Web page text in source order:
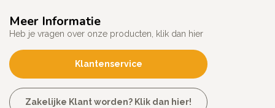
Meer Informatie
Heb je vragen over onze producten, klik dan hier
Klantenservice
Zakelijke Klant worden? Klik dan hier!